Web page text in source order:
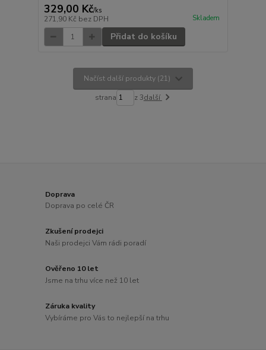
329,00 Kč/ks
271,90 Kč bez DPH Skladem
Přidat do košíku
Načíst další produkty (21)
strana z 3další
Doprava
Doprava po celé ČR
Zkušení prodejci
Naši prodejci Vám rádi poradí
Ověřeno 10 let
Jsme na trhu více než 10 let
Záruka kvality
Vybíráme pro Vás to nejlepší na trhu